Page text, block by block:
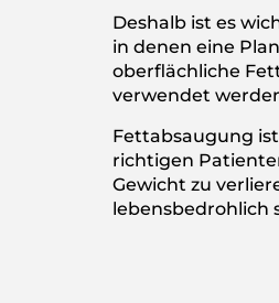
Deshalb ist es
in denen eine
oberflächliche
verwendet
Fettabsaugung
richtigen
Gewicht zu
lebensbedrohlich